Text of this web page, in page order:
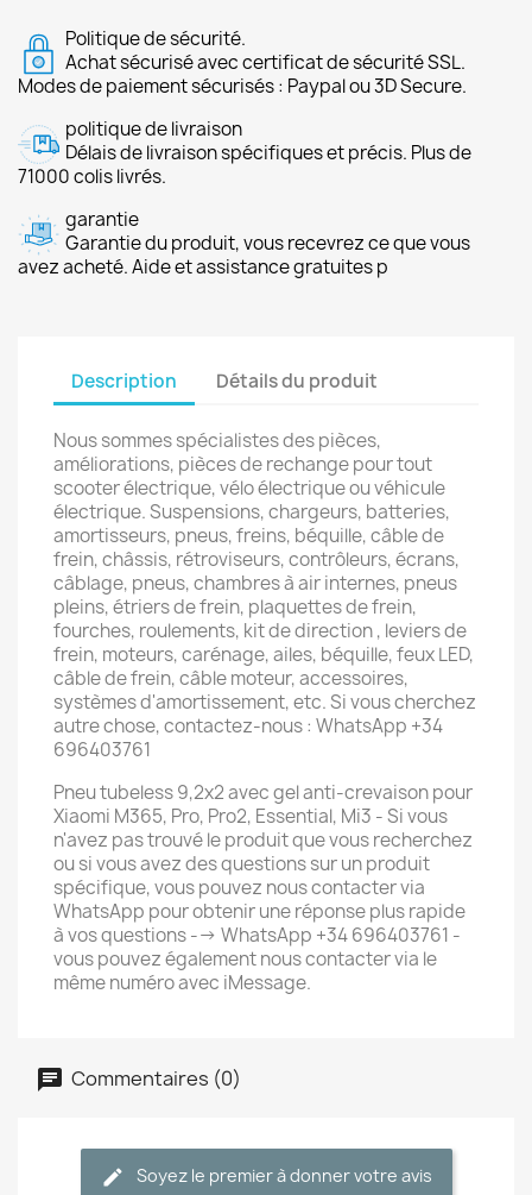
Politique de sécurité.
Achat sécurisé avec certificat de sécurité SSL.
Modes de paiement sécurisés : Paypal ou 3D Secure.
politique de livraison
Délais de livraison spécifiques et précis. Plus de
71000 colis livrés.
garantie
Garantie du produit, vous recevrez ce que vous
avez acheté. Aide et assistance gratuites p
Description Détails du produit
Nous sommes spécialistes des pièces,
améliorations, pièces de rechange pour tout
scooter électrique, vélo électrique ou véhicule
électrique. Suspensions, chargeurs, batteries,
amortisseurs, pneus, freins, béquille, câble de
frein, châssis, rétroviseurs, contrôleurs, écrans,
câblage, pneus, chambres à air internes, pneus
pleins, étriers de frein, plaquettes de frein,
fourches, roulements, kit de direction , leviers de
frein, moteurs, carénage, ailes, béquille, feux LED,
câble de frein, câble moteur, accessoires,
systèmes d'amortissement, etc. Si vous cherchez
autre chose, contactez-nous : WhatsApp +34
696403761
Pneu tubeless 9,2x2 avec gel anti-crevaison pour
Xiaomi M365, Pro, Pro2, Essential, Mi3 - Si vous
n'avez pas trouvé le produit que vous recherchez
ou si vous avez des questions sur un produit
spécifique, vous pouvez nous contacter via
WhatsApp pour obtenir une réponse plus rapide
à vos questions --> WhatsApp +34 696403761 -
vous pouvez également nous contacter via le
même numéro avec iMessage.
Commentaires (0)
Soyez le premier à donner votre avis